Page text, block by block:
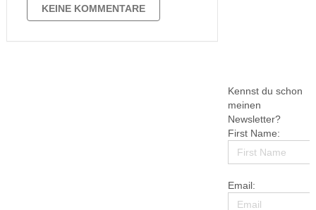
überzogen. Versteht mich nicht falsch,
ich habe diese Geschichte gerne
gelesen und auch als …
KEINE KOMMENTARE
Kennst du schon
meinen
Newsletter?
First Name:
Email: